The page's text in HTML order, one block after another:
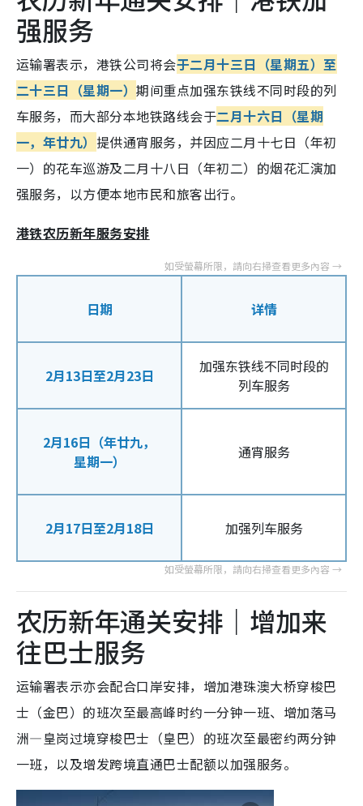
强服务
运输署表示，港铁公司将会于二月十三日（星期五）至
二十三日（星期一）期间重点加强东铁线不同时段的列
车服务，而大部分本地铁路线会于二月十六日（星期
一，年廿九） 提供通宵服务，并因应二月十七日（年初
一）的花车巡游及二月十八日（年初二）的烟花汇演加
强服务，以方便本地市民和旅客出行。
港铁农历新年服务安排
日期 详情
2月13日至2月23日
加强东铁线不同时段的
列车服务
2月16日（年廿九，
星期一）
通宵服务
2月17日至2月18日 加强列车服务
农历新年通关安排｜增加来
往巴士服务
运输署表示亦会配合口岸安排，增加港珠澳大桥穿梭巴
士（金巴）的班次至最高峰时约一分钟一班、增加落马
洲—皇岗过境穿梭巴士（皇巴）的班次至最密约两分钟
一班，以及增发跨境直通巴士配额以加强服务。